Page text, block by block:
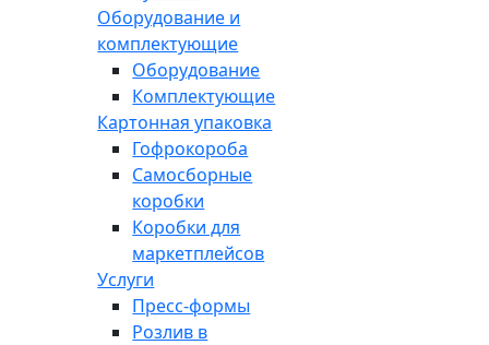
Оборудование и
комплектующие
Оборудование
Комплектующие
Картонная упаковка
Гофрокороба
Самосборные
коробки
Коробки для
маркетплейсов
Услуги
Пресс-формы
Розлив в